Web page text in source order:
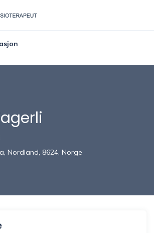
Nordland, 8624, Norge